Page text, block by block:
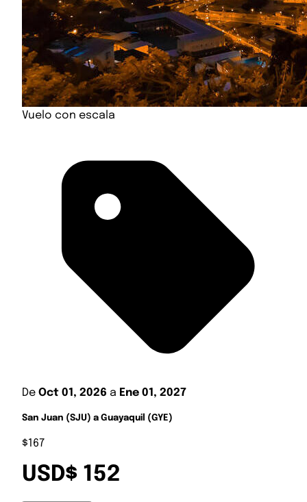
Vuelo con escala
De Oct 01, 2026 a Ene 01, 2027
San Juan (SJU) a Guayaquil (GYE)
$167
USD$ 152